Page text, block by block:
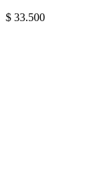
$ 33.500